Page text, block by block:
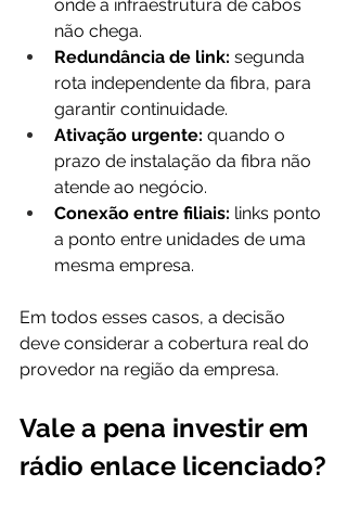
onde a infraestrutura de cabos
não chega.
Redundância de link: segunda
rota independente da fibra, para
garantir continuidade.
Ativação urgente: quando o
prazo de instalação da fibra não
atende ao negócio.
Conexão entre filiais: links ponto
a ponto entre unidades de uma
mesma empresa.
Em todos esses casos, a decisão
deve considerar a cobertura real do
provedor na região da empresa.
Vale a pena investir em
rádio enlace licenciado?